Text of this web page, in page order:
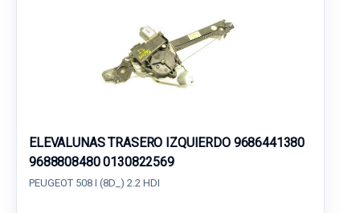
ELEVALUNAS TRASERO IZQUIERDO 9686441380
9688808480 0130822569
PEUGEOT 508 I (8D_) 2.2 HDI